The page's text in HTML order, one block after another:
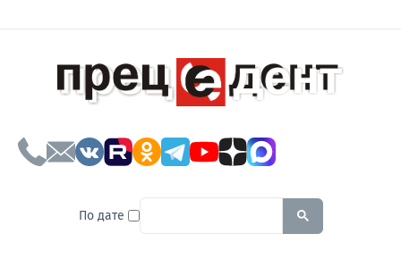
По дате To search this site, enter a